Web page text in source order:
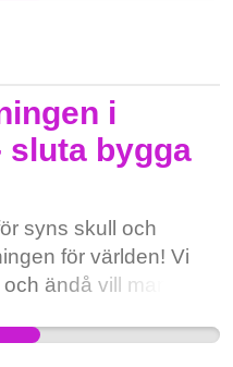
och rekreation -
hela sitt livs
planen mot
hälsa, trygghet och
alternativa
för de
av explosivt och
område skulle
omedelbart
utreder säkra
i
sluta bygga
syns skull och
för världen! Vi
ändå vill man
i framtiden